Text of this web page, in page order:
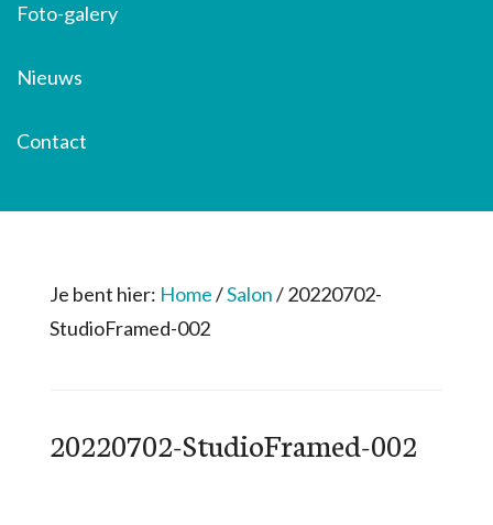
Foto-galery
Nieuws
Contact
Je bent hier: Home/Salon/20220702-
StudioFramed-002
20220702-StudioFramed-002